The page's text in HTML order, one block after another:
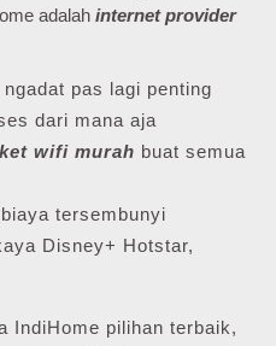
adalah internet provider
pas lagi penting
dari mana aja
wifi murah buat semua
tersembunyi
Disney+ Hotstar,
IndiHome pilihan terbaik,